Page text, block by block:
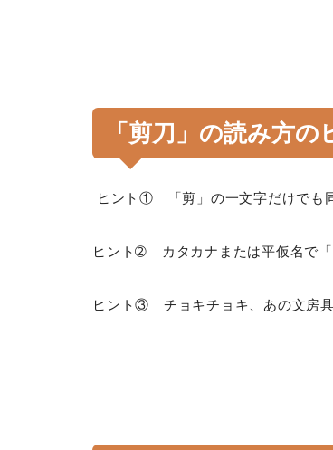
「剪刀」の読み方の
ヒント① 「剪」の一文字だけでも
ヒント➁ カタカナまたは平仮名で「
ヒント③ チョキチョキ、あの文房具